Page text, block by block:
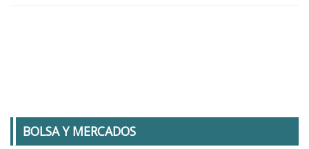
BOLSA Y MERCADOS